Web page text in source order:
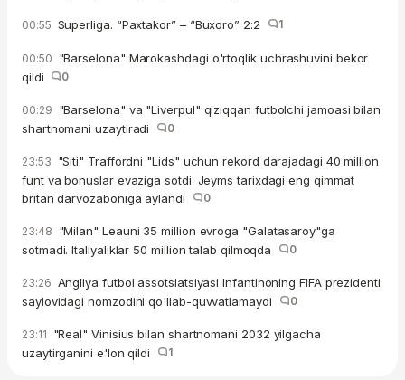
00:55 Superliga. “Paxtakor” – “Buxoro” 2:2 1
00:50 "Barselona" Marokashdagi o'rtoqlik uchrashuvini bekor
qildi
0
00:29 "Barselona" va "Liverpul" qiziqqan futbolchi jamoasi bilan
shartnomani uzaytiradi
0
23:53 "Siti" Traffordni "Lids" uchun rekord darajadagi 40 million
funt va bonuslar evaziga sotdi. Jeyms tarixdagi eng qimmat
britan darvozaboniga aylandi
0
23:48 "Milan" Leauni 35 million evroga "Galatasaroy"ga
sotmadi. Italiyaliklar 50 million talab qilmoqda
0
23:26 Angliya futbol assotsiatsiyasi Infantinoning FIFA prezidenti
saylovidagi nomzodini qo'llab-quvvatlamaydi
0
23:11 "Real" Vinisius bilan shartnomani 2032 yilgacha
uzaytirganini e'lon qildi
1